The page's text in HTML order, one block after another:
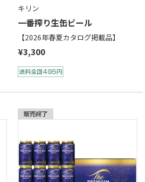
キリン
一番搾り生缶ビール
【2026年春夏カタログ掲載品】
¥3,300